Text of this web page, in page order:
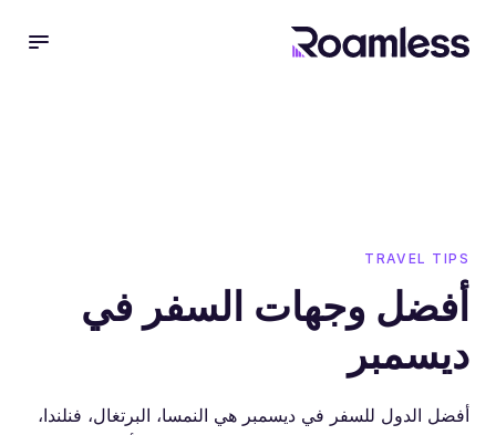
TRAVEL TIPS
أفضل وجهات السفر في
ديسمبر
أفضل الدول للسفر في ديسمبر هي النمسا، البرتغال، فنلندا،